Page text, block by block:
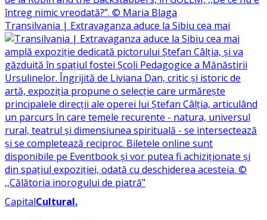
Transilvania | Extravaganza aduce la Sibiu cea mai
CapitalCultural.